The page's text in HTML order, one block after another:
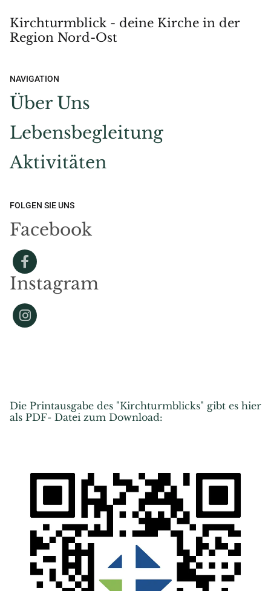
Kirchturmblick - deine Kirche in der
Region Nord-Ost
NAVIGATION
Über Uns
Lebensbegleitung
Aktivitäten
FOLGEN SIE UNS
Facebook
Instagram
Die Printausgabe des "Kirchturmblicks" gibt es hier
als PDF- Datei zum Download: